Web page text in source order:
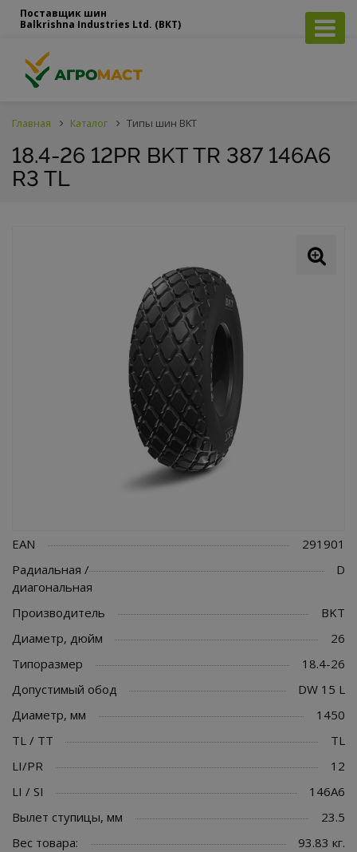
Поставщик шин
Balkrishna Industries Ltd. (BKT)
Главная Каталог Типы шин BKT
18.4-26 12PR BKT TR 387 146A6
R3 TL
EAN
291901
Радиальная /
диагональная
D
Производитель
BKT
Диаметр, дюйм
26
Типоразмер
18.4-26
Допустимый обод
DW 15 L
Диаметр, мм
1450
TL / TT
TL
LI/PR
12
LI / SI
146A6
Вылет ступицы, мм
23.5
Вес товара:
93.83 кг.